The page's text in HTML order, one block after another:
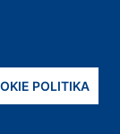
POLITIKA